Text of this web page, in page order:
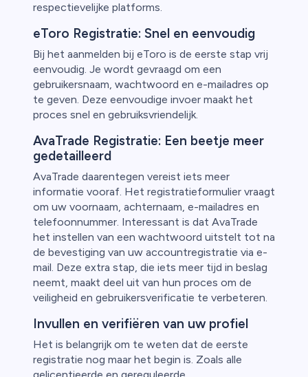
respectievelijke platforms.
eToro Registratie: Snel en eenvoudig
Bij het aanmelden bij eToro is de eerste stap vrij
eenvoudig. Je wordt gevraagd om een
gebruikersnaam, wachtwoord en e-mailadres op
te geven. Deze eenvoudige invoer maakt het
proces snel en gebruiksvriendelijk.
AvaTrade Registratie: Een beetje meer
gedetailleerd
AvaTrade daarentegen vereist iets meer
informatie vooraf. Het registratieformulier vraagt
om uw voornaam, achternaam, e-mailadres en
telefoonnummer. Interessant is dat AvaTrade
het instellen van een wachtwoord uitstelt tot na
de bevestiging van uw accountregistratie via e-
mail. Deze extra stap, die iets meer tijd in beslag
neemt, maakt deel uit van hun proces om de
veiligheid en gebruikersverificatie te verbeteren.
Invullen en verifiëren van uw profiel
Het is belangrijk om te weten dat de eerste
registratie nog maar het begin is. Zoals alle